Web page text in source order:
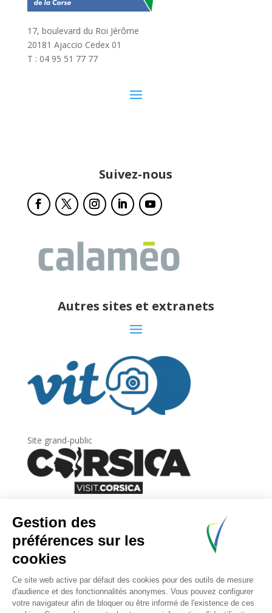
17, boulevard du Roi Jérôme
20181 Ajaccio Cedex 01
T : 04 95 51 77 77
Suivez-nous
Autres sites et extranets
Site grand-public
Newsletter
Inscrivez-vous àla lettre d’information
l’Agence du tourisme de la Corse.